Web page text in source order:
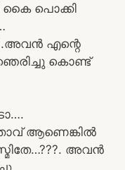
കൈ പൊക്കി
എന്റെ
കൊണ്ട്
ആണെങ്കിൽ
അവൻ
..